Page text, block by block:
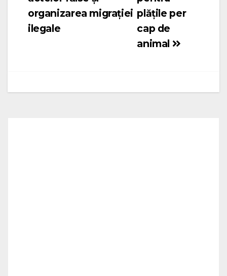
plățile per
cap de
animal
organizarea migrației
ilegale